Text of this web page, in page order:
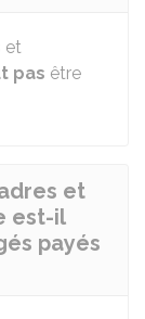
et
pas être
et
est-il
payés